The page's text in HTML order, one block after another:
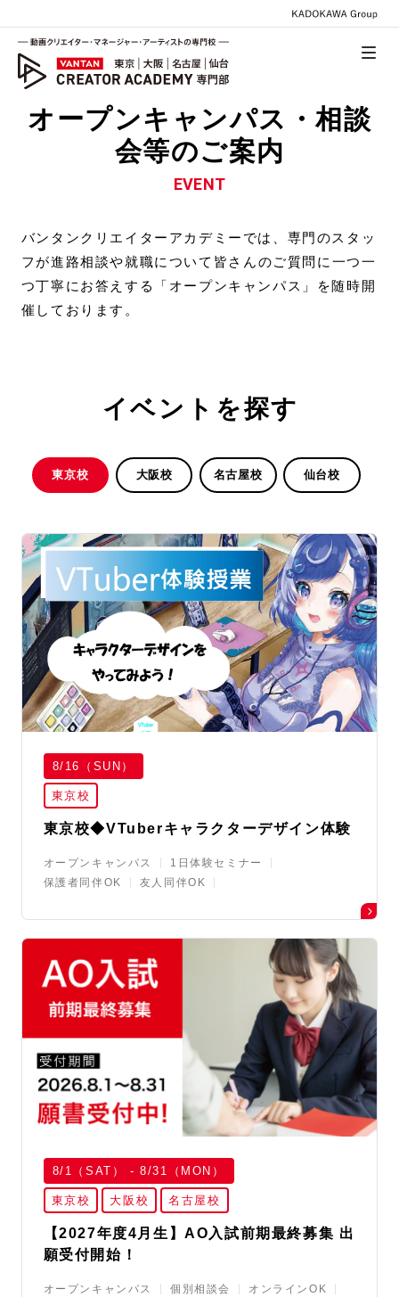
オープンキャンパス・相談
会等のご案内
EVENT
バンタンクリエイターアカデミーでは、専⾨のスタッ
フが進路相談や就職について 皆さんのご質問に⼀つ⼀
つ丁寧にお答えする「オープンキャンパス」を随時開
催しております。
イベントを探す
東京校 大阪校 名古屋校 仙台校
8/16（SUN）
東京校
東京校◆VTuberキャラクターデザイン体験
オープンキャンパス
1日体験セミナー
保護者同伴OK
友人同伴OK
8/1（SAT） - 8/31（MON）
東京校 大阪校 名古屋校
【2027年度4月生】AO入試前期最終募集 出
願受付開始！
オープンキャンパス 個別相談会
オンラインOK